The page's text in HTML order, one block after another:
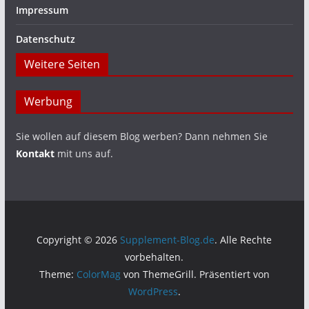
Impressum
Datenschutz
Weitere Seiten
Werbung
Sie wollen auf diesem Blog werben? Dann nehmen Sie
Kontaktmit uns auf.
Copyright © 2026 Supplement-Blog.de. Alle Rechte
vorbehalten.
Theme: ColorMagvon ThemeGrill. Präsentiert von
WordPress.